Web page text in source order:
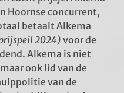
Hoornse concurrent,
betaalt Alkema
2024) voor de
Alkema is niet
ook lid van de
van de